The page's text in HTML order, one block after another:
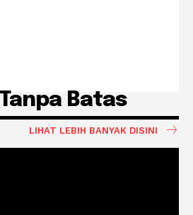
Batas
LIHAT LEBIH BANYAK DISINI